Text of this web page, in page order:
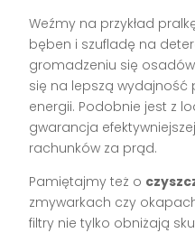
Weźmy na przykład
bęben i szufladę na
gromadzeniu się osadów
się na lepszą wydajność
energii. Podobnie jest z
gwarancja
rachunków za prąd.
Pamiętajmy też o
zmywarkach czy
filtry nie tylko obniżają